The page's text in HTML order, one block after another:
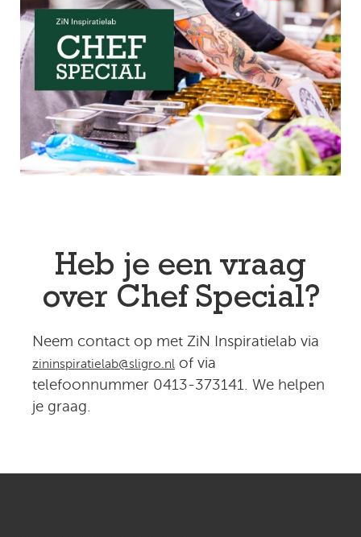
Heb je een vraag
over Chef Special?
Neem contact op met ZiN Inspiratielab via
zininspiratielab@sligro.nl of via
telefoonnummer 0413-373141. We helpen
je graag.